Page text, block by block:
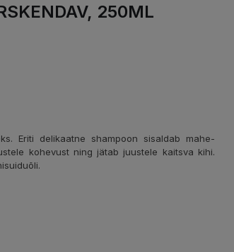
250ML
Eriti delikaatne shampoon sisaldab mahe-
kohevust ning jätab juustele kaitsva kihi.